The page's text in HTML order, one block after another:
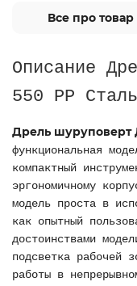
Все про товар
Описание
550 РР Сталь
Дрель
функциональная
компактный
эргономичному
модель проста в
как опытный
достоинствами
подсветка рабочей
работы в